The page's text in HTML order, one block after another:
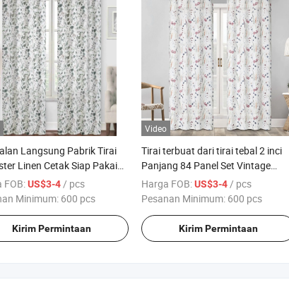
Langsung Pabrik Tirai
Linen Cetak Siap Pakai
Tirai Jendela Blackout
Tamu Tirai Rumah
FOB:US$3-4/ pcs
Minimum: 600 pcs
Kirim Permintaan
Video
Tirai terbuat dari tirai tebal 2 inci
Panjang 84 Panel Set Vintage
Floral Leaf, Jendela, Privasi
Pasangan Privasi untuk ruang
POLC
Harga FOB:US$3-4/ pcs
Pesanan Minimum: 600 pcs
Kirim Permintaan